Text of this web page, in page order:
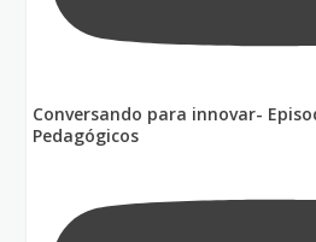
Conversando para innovar-
Pedagógicos